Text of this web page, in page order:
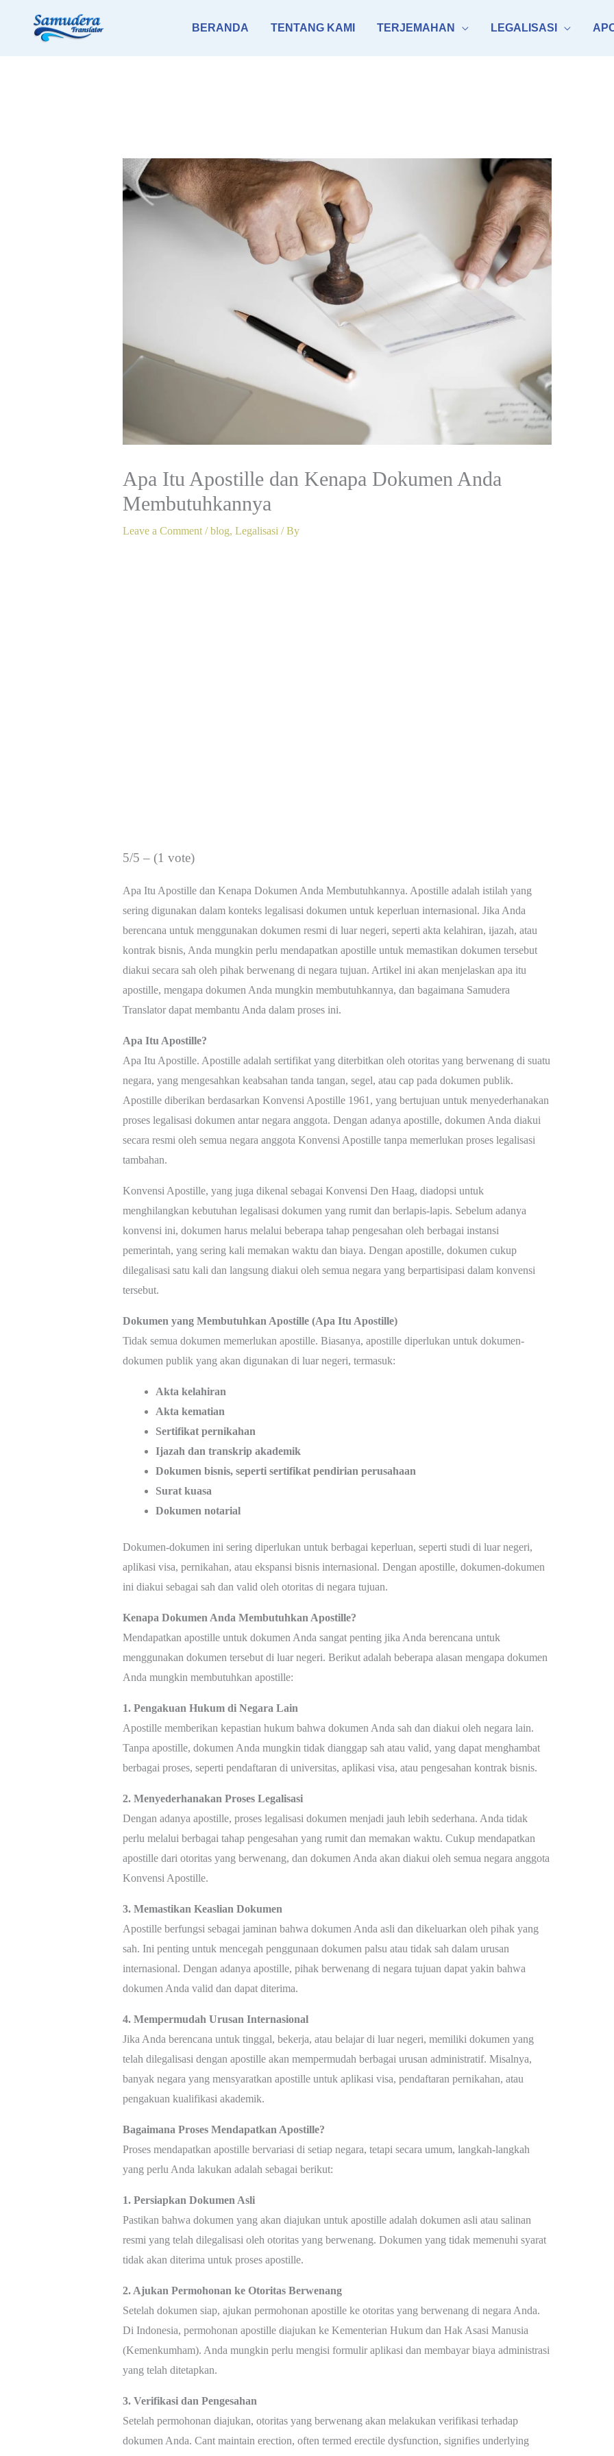
BERANDA TENTANG KAMI TERJEMAHAN LEGALISASI
Apa Itu Apostille dan Kenapa Dokumen Anda
Membutuhkannya
Leave a Comment /blog, Legalisasi / By
5/5 – (1 vote)
Apa Itu Apostille dan Kenapa Dokumen Anda Membutuhkannya. Apostille adalah istilah yang
sering digunakan dalam konteks legalisasi dokumen untuk keperluan internasional. Jika Anda
berencana untuk menggunakan dokumen resmi di luar negeri, seperti akta kelahiran, ijazah, atau
kontrak bisnis, Anda mungkin perlu mendapatkan apostille untuk memastikan dokumen tersebut
diakui secara sah oleh pihak berwenang di negara tujuan. Artikel ini akan menjelaskan apa itu
apostille, mengapa dokumen Anda mungkin membutuhkannya, dan bagaimana Samudera
Translator dapat membantu Anda dalam proses ini.
Apa Itu Apostille?
Apa Itu Apostille. Apostille adalah sertifikat yang diterbitkan oleh otoritas yang berwenang di suatu
negara, yang mengesahkan keabsahan tanda tangan, segel, atau cap pada dokumen publik.
Apostille diberikan berdasarkan Konvensi Apostille 1961, yang bertujuan untuk menyederhanakan
proses legalisasi dokumen antar negara anggota. Dengan adanya apostille, dokumen Anda diakui
secara resmi oleh semua negara anggota Konvensi Apostille tanpa memerlukan proses legalisasi
tambahan.
Konvensi Apostille, yang juga dikenal sebagai Konvensi Den Haag, diadopsi untuk
menghilangkan kebutuhan legalisasi dokumen yang rumit dan berlapis-lapis. Sebelum adanya
konvensi ini, dokumen harus melalui beberapa tahap pengesahan oleh berbagai instansi
pemerintah, yang sering kali memakan waktu dan biaya. Dengan apostille, dokumen cukup
dilegalisasi satu kali dan langsung diakui oleh semua negara yang berpartisipasi dalam konvensi
tersebut.
Dokumen yang Membutuhkan Apostille (Apa Itu Apostille)
Tidak semua dokumen memerlukan apostille. Biasanya, apostille diperlukan untuk dokumen-
dokumen publik yang akan digunakan di luar negeri, termasuk:
Akta kelahiran
Akta kematian
Sertifikat pernikahan
Ijazah dan transkrip akademik
Dokumen bisnis, seperti sertifikat pendirian perusahaan
Surat kuasa
Dokumen notarial
Dokumen-dokumen ini sering diperlukan untuk berbagai keperluan, seperti studi di luar negeri,
aplikasi visa, pernikahan, atau ekspansi bisnis internasional. Dengan apostille, dokumen-dokumen
ini diakui sebagai sah dan valid oleh otoritas di negara tujuan.
Kenapa Dokumen Anda Membutuhkan Apostille?
Mendapatkan apostille untuk dokumen Anda sangat penting jika Anda berencana untuk
menggunakan dokumen tersebut di luar negeri. Berikut adalah beberapa alasan mengapa dokumen
Anda mungkin membutuhkan apostille:
1. Pengakuan Hukum di Negara Lain
Apostille memberikan kepastian hukum bahwa dokumen Anda sah dan diakui oleh negara lain.
Tanpa apostille, dokumen Anda mungkin tidak dianggap sah atau valid, yang dapat menghambat
berbagai proses, seperti pendaftaran di universitas, aplikasi visa, atau pengesahan kontrak bisnis.
2. Menyederhanakan Proses Legalisasi
Dengan adanya apostille, proses legalisasi dokumen menjadi jauh lebih sederhana. Anda tidak
perlu melalui berbagai tahap pengesahan yang rumit dan memakan waktu. Cukup mendapatkan
apostille dari otoritas yang berwenang, dan dokumen Anda akan diakui oleh semua negara anggota
Konvensi Apostille.
3. Memastikan Keaslian Dokumen
Apostille berfungsi sebagai jaminan bahwa dokumen Anda asli dan dikeluarkan oleh pihak yang
sah. Ini penting untuk mencegah penggunaan dokumen palsu atau tidak sah dalam urusan
internasional. Dengan adanya apostille, pihak berwenang di negara tujuan dapat yakin bahwa
dokumen Anda valid dan dapat diterima.
4. Mempermudah Urusan Internasional
Jika Anda berencana untuk tinggal, bekerja, atau belajar di luar negeri, memiliki dokumen yang
telah dilegalisasi dengan apostille akan mempermudah berbagai urusan administratif. Misalnya,
banyak negara yang mensyaratkan apostille untuk aplikasi visa, pendaftaran pernikahan, atau
pengakuan kualifikasi akademik.
Bagaimana Proses Mendapatkan Apostille?
Proses mendapatkan apostille bervariasi di setiap negara, tetapi secara umum, langkah-langkah
yang perlu Anda lakukan adalah sebagai berikut:
1. Persiapkan Dokumen Asli
Pastikan bahwa dokumen yang akan diajukan untuk apostille adalah dokumen asli atau salinan
resmi yang telah dilegalisasi oleh otoritas yang berwenang. Dokumen yang tidak memenuhi syarat
tidak akan diterima untuk proses apostille.
2. Ajukan Permohonan ke Otoritas Berwenang
Setelah dokumen siap, ajukan permohonan apostille ke otoritas yang berwenang di negara Anda.
Di Indonesia, permohonan apostille diajukan ke Kementerian Hukum dan Hak Asasi Manusia
(Kemenkumham). Anda mungkin perlu mengisi formulir aplikasi dan membayar biaya administrasi
yang telah ditetapkan.
3. Verifikasi dan Pengesahan
Setelah permohonan diajukan, otoritas yang berwenang akan melakukan verifikasi terhadap
dokumen Anda. Cant maintain erection, often termed erectile dysfunction, signifies underlying